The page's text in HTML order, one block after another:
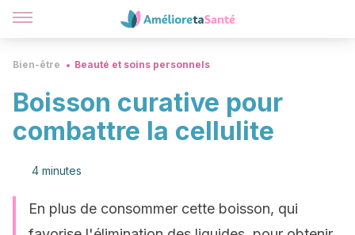
Bien-être Beauté et soins personnels
Boisson curative pour
combattre la cellulite
4 minutes
En plus de consommer cette boisson, qui